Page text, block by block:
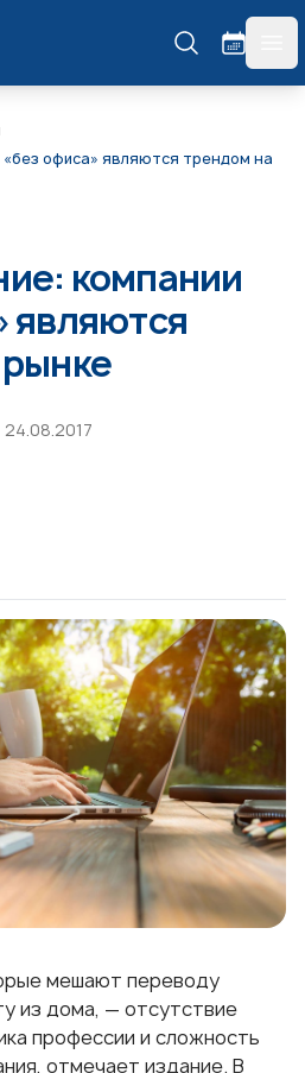
офиса» являются трендом на
компании
являются
24.08.2017
мешают переводу
из дома, — отсутствие
профессии и сложность
отмечает издание. В